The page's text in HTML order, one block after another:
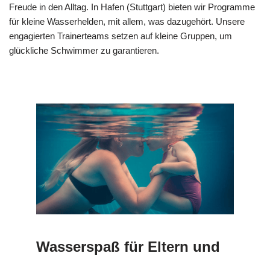
Freude in den Alltag. In Hafen (Stuttgart) bieten wir Programme
für kleine Wasserhelden, mit allem, was dazugehört. Unsere
engagierten Trainerteams setzen auf kleine Gruppen, um
glückliche Schwimmer zu garantieren.
Wasserspaß für Eltern und